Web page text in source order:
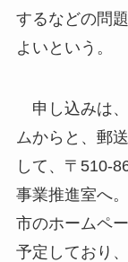
するなどの問
よいという。
申し込みは
ムからと、郵
して、〒510-
事業推進室へ
市のホームペ
予定しており